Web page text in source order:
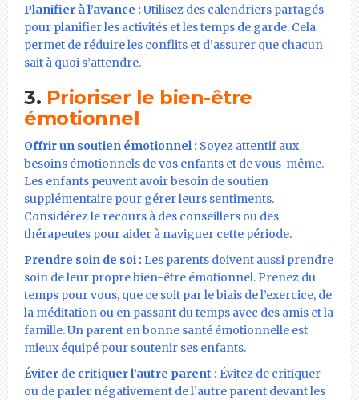
Planifier à l’avance : Utilisez des calendriers partagés
pour planifier les activités et les temps de garde. Cela
permet de réduire les conflits et d’assurer que chacun
sait à quoi s’attendre.
3. Prioriser le bien-être
émotionnel
Offrir un soutien émotionnel : Soyez attentif aux
besoins émotionnels de vos enfants et de vous-même.
Les enfants peuvent avoir besoin de soutien
supplémentaire pour gérer leurs sentiments.
Considérez le recours à des conseillers ou des
thérapeutes pour aider à naviguer cette période.
Prendre soin de soi : Les parents doivent aussi prendre
soin de leur propre bien-être émotionnel. Prenez du
temps pour vous, que ce soit par le biais de l’exercice, de
la méditation ou en passant du temps avec des amis et la
famille. Un parent en bonne santé émotionnelle est
mieux équipé pour soutenir ses enfants.
Éviter de critiquer l’autre parent : Évitez de critiquer
ou de parler négativement de l’autre parent devant les